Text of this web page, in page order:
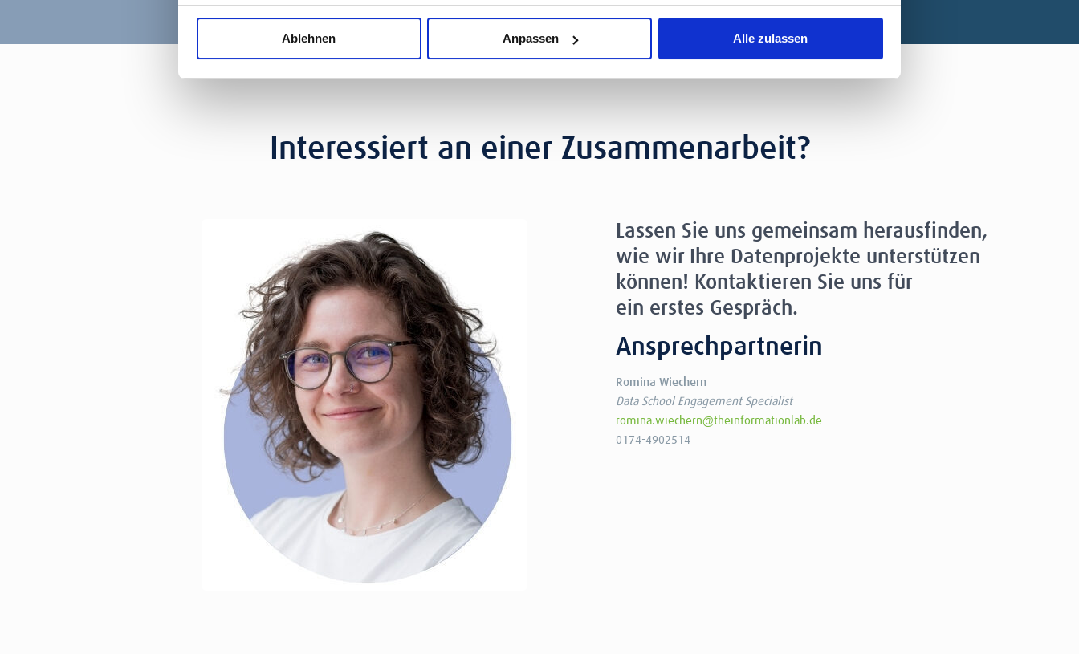
Ablehnen Anpassen Alle zulassen
Interessiert an einer Zusammenarbeit?
Lassen Sie uns gemeinsam herausfinden,
wie wir Ihre Datenprojekte unterstützen
können! Kontaktieren Sie uns für
ein erstes Gespräch.
Ansprechpartnerin
Romina Wiechern
Data School Engagement Specialist
romina.wiechern@theinformationlab.de
0174-4902514